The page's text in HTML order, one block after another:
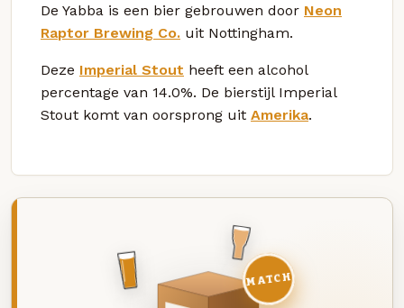
De Yabba is een bier gebrouwen door Neon
Raptor Brewing Co. uit Nottingham.
Deze Imperial Stout heeft een alcohol
percentage van 14.0%. De bierstijl Imperial
Stout komt van oorsprong uit Amerika.
MATCH